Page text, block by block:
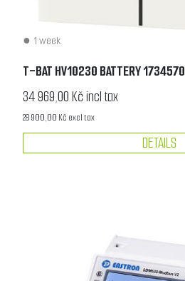
1 week
T-BAT HV10230 BATTERY 1734570
34 969,00 Kč incl tax
28 900,00 Kč excl tax
DETAILS